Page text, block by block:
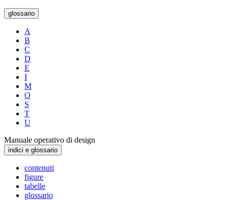
glossario
A
B
C
D
E
I
M
O
S
T
U
Manuale operativo di design
indici e glossario
contenuti
figure
tabelle
glossario